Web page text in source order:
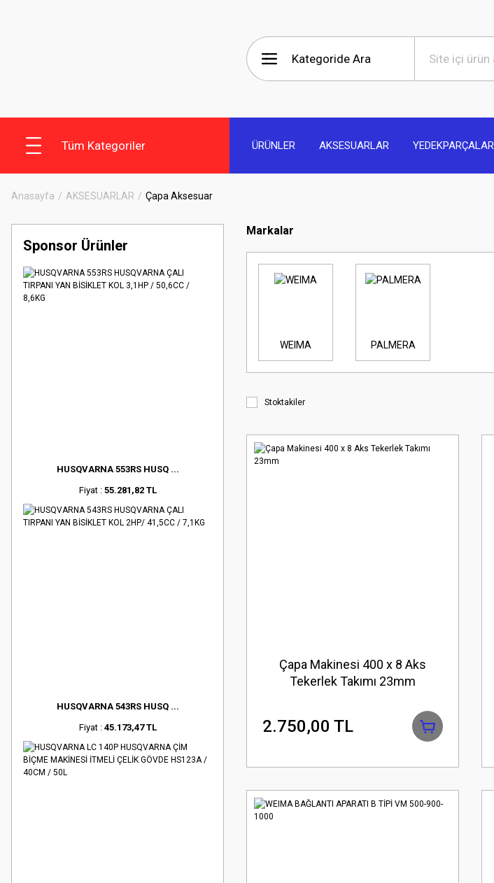
Tüm Kategoriler ÜRÜNLER AKSESUARLAR YEDEKPARÇALAR
Anasayfa AKSESUARLAR Çapa Aksesuar
Sponsor Ürünler
HUSQVARNA 553RS HUSQ ...
Fiyat : 55.281,82 TL
HUSQVARNA 543RS HUSQ ...
Fiyat : 45.173,47 TL
Markalar
WEIMA PALMERA
Stoktakiler
Çapa Makinesi 400 x 8 Aks
Tekerlek Takımı 23mm
2.750,00 TL